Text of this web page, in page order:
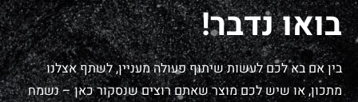
בואו נדבר!
בין אם בא לכם לעשות שיתוף פעולה מעניין, לשתף אצלנו
מתכון, או שיש לכם מוצר שאתם רוצים שנסקור כאן – נשמח